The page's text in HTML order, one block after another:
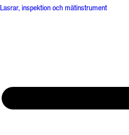
Lasrar, inspektion och mätinstrument